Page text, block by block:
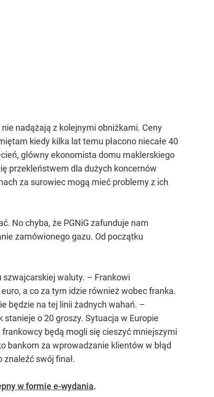
nadążają z kolejnymi obniżkami. Ceny
kiedy kilka lat temu płacono niecałe 40
główny ekonomista domu maklerskiego
przekleństwem dla dużych koncernów
za surowiec mogą mieć problemy z ich
No chyba, że PGNiG zafunduje nam
zamówionego gazu. Od początku
szwajcarskiej waluty. – Frankowi
a co za tym idzie również wobec franka.
będzie na tej linii żadnych wahań. –
o 20 groszy. Sytuacja w Europie
będą mogli się cieszyć mniejszymi
bankom za wprowadzanie klientów w błąd
swój finał.
w formie e-wydania.